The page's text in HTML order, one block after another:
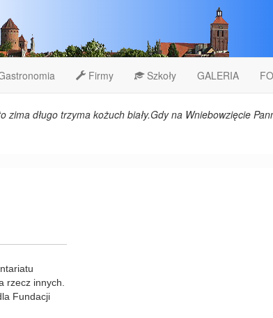
Firmy Szkoły GALERIA
zima długo trzyma kożuch biały.Gdy na Wniebowzięcie
rzecz innych.
Fundacji